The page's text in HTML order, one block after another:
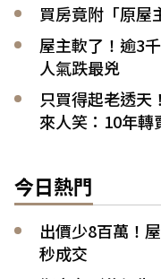
買房竟附「原屋
屋主軟了！逾3
人氣跌最兇
只買得起老透天
來人笑：10年轉
今日熱門
出價少8百萬！
秒成交